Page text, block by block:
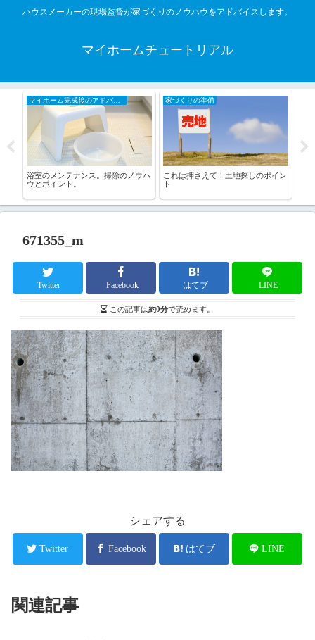
ハウスメーカーの現場監督が家づくりのノウハウをアドバイスします。
マイホームチュートリアル
マイホーム完成後のアドバイス
浴室のメンテナンス。掃除のノウハ
ウとポイント。
家づくりの準備
これは押さえて！土地探しのポイン
ト
671355_m
Twitter Facebook はてブ LINE
この記事は約0分で読めます。
シェアする
Twitter Facebook はてブ LINE
関連記事